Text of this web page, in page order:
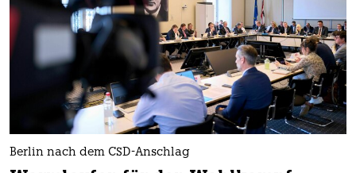
Berlin nach dem CSD-Anschlag